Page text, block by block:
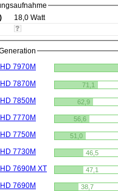
18,0 Watt
7970M
7870M
71,1
7850M 62,9
7770M 56,6
7750M 51,0
7730M 46,5
7690M XT 47,1
7690M 38,7